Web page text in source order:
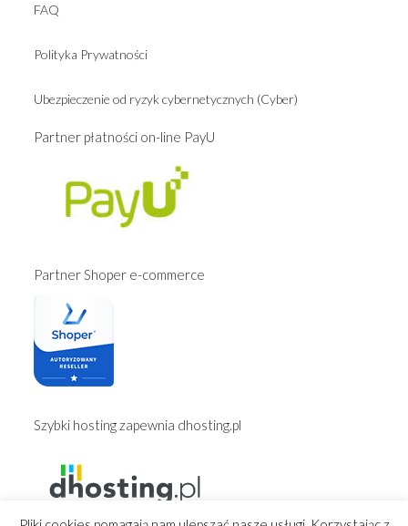
FAQ
Polityka Prywatności
Ubezpieczenie od ryzyk cybernetycznych (Cyber)
Partner płatności on-line PayU
Partner Shoper e-commerce
Szybki hosting zapewnia dhosting.pl